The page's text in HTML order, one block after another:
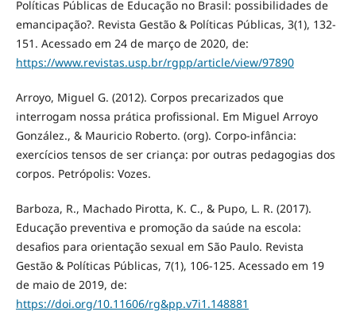
Políticas Públicas de Educação no Brasil: possibilidades de
emancipação?. Revista Gestão & Políticas Públicas, 3(1), 132-
151. Acessado em 24 de março de 2020, de:
https://www.revistas.usp.br/rgpp/article/view/97890
Arroyo, Miguel G. (2012). Corpos precarizados que
interrogam nossa prática profissional. Em Miguel Arroyo
González., & Mauricio Roberto. (org). Corpo-infância:
exercícios tensos de ser criança: por outras pedagogias dos
corpos. Petrópolis: Vozes.
Barboza, R., Machado Pirotta, K. C., & Pupo, L. R. (2017).
Educação preventiva e promoção da saúde na escola:
desafios para orientação sexual em São Paulo. Revista
Gestão & Políticas Públicas, 7(1), 106-125. Acessado em 19
de maio de 2019, de:
https://doi.org/10.11606/rg&pp.v7i1.148881